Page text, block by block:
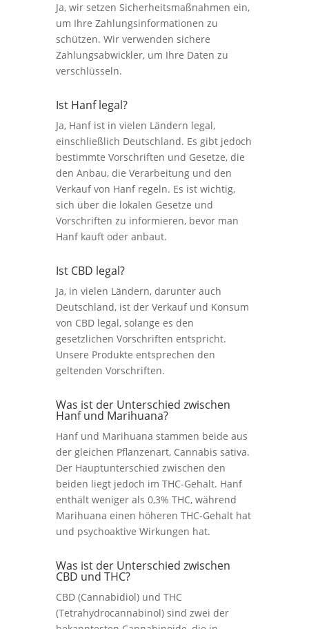
Ja, wir setzen Sicherheitsmaßnahmen ein,
um Ihre Zahlungsinformationen zu
schützen. Wir verwenden sichere
Zahlungsabwickler, um Ihre Daten zu
verschlüsseln.
Ist Hanf legal?
Ja, Hanf ist in vielen Ländern legal,
einschließlich Deutschland. Es gibt jedoch
bestimmte Vorschriften und Gesetze, die
den Anbau, die Verarbeitung und den
Verkauf von Hanf regeln. Es ist wichtig,
sich über die lokalen Gesetze und
Vorschriften zu informieren, bevor man
Hanf kauft oder anbaut.
Ist CBD legal?
Ja, in vielen Ländern, darunter auch
Deutschland, ist der Verkauf und Konsum
von CBD legal, solange es den
gesetzlichen Vorschriften entspricht.
Unsere Produkte entsprechen den
geltenden Vorschriften.
Was ist der Unterschied zwischen
Hanf und Marihuana?
Hanf und Marihuana stammen beide aus
der gleichen Pflanzenart, Cannabis sativa.
Der Hauptunterschied zwischen den
beiden liegt jedoch im THC-Gehalt. Hanf
enthält weniger als 0,3% THC, während
Marihuana einen höheren THC-Gehalt hat
und psychoaktive Wirkungen hat.
Was ist der Unterschied zwischen
CBD und THC?
CBD (Cannabidiol) und THC
(Tetrahydrocannabinol) sind zwei der